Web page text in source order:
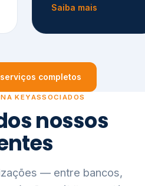
Saiba mais
completos
KEYASSOCIADOS
nossos
— entre bancos,